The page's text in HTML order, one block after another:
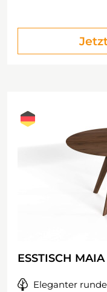
ESSTISCH MAIA
Eleganter